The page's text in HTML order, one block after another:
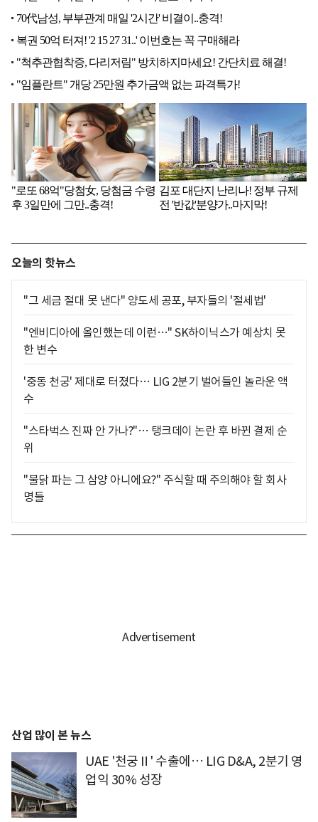
오늘의 핫뉴스
"그 세금 절대 못 낸다" 양도세 공포, 부자들의 '절세법'
"엔비디아에 올인했는데 이런…" SK하이닉스가 예상치 못
한 변수
'중동 천궁' 제대로 터졌다… LIG 2분기 벌어들인 놀라운 액
수
"스타벅스 진짜 안 가나?"… 탱크데이 논란 후 바뀐 결제 순
위
"불닭 파는 그 삼양 아니에요?" 주식할 때 주의해야 할 회사
명들
산업 많이 본 뉴스
UAE '천궁Ⅱ' 수출에… LIG D&A, 2분기 영
업익 30% 성장